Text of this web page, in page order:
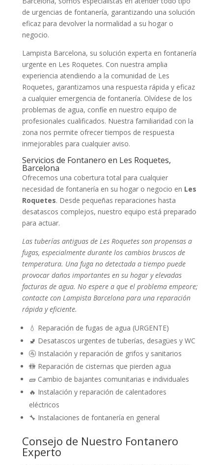
de urgencias de fontanería, garantizando una solución
eficaz para devolver la normalidad a su hogar o
negocio.
Lampista Barcelona, su solución experta en fontanería
urgente en Les Roquetes. Con nuestra amplia
experiencia atendiendo a la comunidad de Les
Roquetes, garantizamos una respuesta rápida y eficaz
a cualquier emergencia de fontanería. Olvídese de los
problemas de agua, confíe en nuestro equipo de
profesionales cualificados. Nuestra familiaridad con la
zona nos permite ofrecer tiempos de respuesta
inmejorables para cualquier aviso.
Servicios de Fontanero en Les Roquetes,
Barcelona
Ofrecemos una cobertura total para cualquier
necesidad de fontanería en su hogar o negocio en Les
Roquetes. Desde pequeñas reparaciones hasta
desatascos complejos, nuestro equipo está preparado
para actuar.
Las tuberías antiguas de Les Roquetes son propensas a
fugas, especialmente durante los cambios bruscos de
temperatura. Una fuga no detectada a tiempo puede
provocar daños importantes en su hogar y elevadas
facturas de agua. No espere a que el problema empeore;
contacte con Lampista Barcelona para una reparación
rápida y eficiente.
💧 Reparación de fugas de agua (URGENTE)
🚽 Desatascos urgentes de tuberías, desagües y WC
🚰 Instalación y reparación de grifos y sanitarios
🚻 Reparación de cisternas que pierden agua
🧱 Cambio de bajantes comunitarias e individuales
🔥 Instalación y reparación de calentadores
eléctricos
🔧 Instalaciones de fontanería en general
Consejo de Nuestro Fontanero
Experto